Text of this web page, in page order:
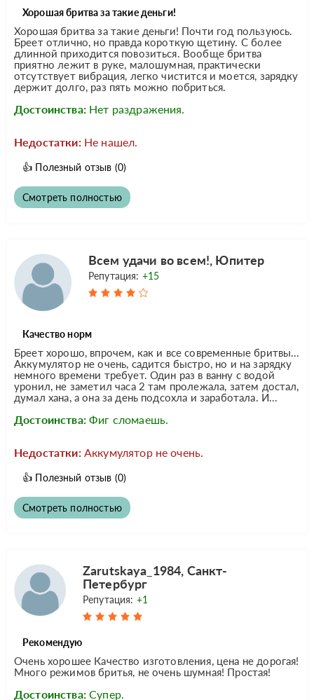
Хорошая бритва за такие деньги!
Хорошая бритва за такие деньги! Почти год пользуюсь.
Бреет отлично, но правда короткую щетину. С более
длинной приходится повозиться. Вообще бритва
приятно лежит в руке, малошумная, практически
отсутствует вибрация, легко чистится и моется, зарядку
держит долго, раз пять можно побриться.
Достоинства: Нет раздражения.
Недостатки: Не нашел.
👍 Полезный отзыв (0)
Смотреть полностью
Всем удачи во всем!, Юпитер
Репутация: +15
Качество норм
Бреет хорошо, впрочем, как и все современные бритвы...
Аккумулятор не очень, садится быстро, но и на зарядку
немного времени требует. Один раз в ванну с водой
уронил, не заметил часа 2 там пролежала, затем достал,
думал хана, а она за день подсохла и заработала. И...
Достоинства: Фиг сломаешь.
Недостатки: Аккумулятор не очень.
👍 Полезный отзыв (0)
Смотреть полностью
Zarutskaya_1984, Санкт-
Петербург
Репутация: +1
Рекомендую
Очень хорошее Качество изготовления, цена не дорогая!
Много режимов бритья, не очень шумная! Простая!
Достоинства: Супер.